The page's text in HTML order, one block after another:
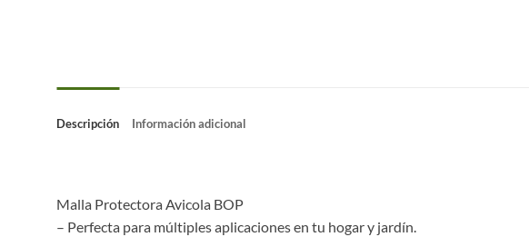
Descripción Información adicional
Malla Protectora Avicola BOP
– Perfecta para múltiples aplicaciones en tu hogar y jardín.